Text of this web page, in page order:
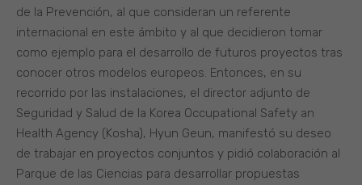
de la Prevención, al que consideran un referente
internacional en este ámbito y al que decidieron tomar
como ejemplo para el desarrollo de futuros proyectos tras
conocer otros modelos europeos. Entonces, en su
recorrido por las instalaciones, el director adjunto de
Seguridad y Salud de la Korea Occupational Safety an
Health Agency (Kosha), Hyun Geun, manifestó su deseo
de trabajar en proyectos conjuntos y pidió colaboración al
Parque de las Ciencias para desarrollar propuestas